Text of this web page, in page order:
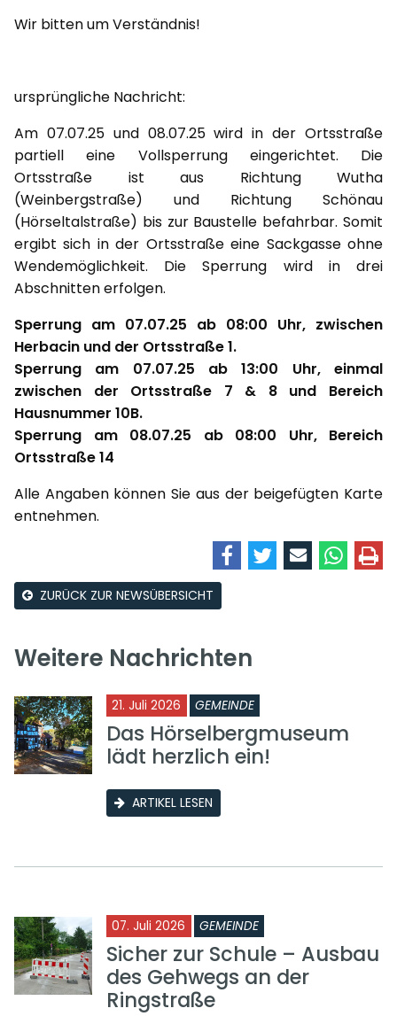
Wir bitten um Verständnis!
ursprüngliche Nachricht:
Am 07.07.25 und 08.07.25 wird in der Ortsstraße
partiell eine Vollsperrung eingerichtet. Die
Ortsstraße ist aus Richtung Wutha
(Weinbergstraße) und Richtung Schönau
(Hörseltalstraße) bis zur Baustelle befahrbar. Somit
ergibt sich in der Ortsstraße eine Sackgasse ohne
Wendemöglichkeit. Die Sperrung wird in drei
Abschnitten erfolgen.
Sperrung am 07.07.25 ab 08:00 Uhr, zwischen
Herbacin und der Ortsstraße 1.
Sperrung am 07.07.25 ab 13:00 Uhr, einmal
zwischen der Ortsstraße 7 & 8 und Bereich
Hausnummer 10B.
Sperrung am 08.07.25 ab 08:00 Uhr, Bereich
Ortsstraße 14
Alle Angaben können Sie aus der beigefügten Karte
entnehmen.
ZURÜCK ZUR NEWSÜBERSICHT
Weitere Nachrichten
21. Juli 2026 GEMEINDE
Das Hörselbergmuseum
lädt herzlich ein!
ARTIKEL LESEN
07. Juli 2026 GEMEINDE
Sicher zur Schule – Ausbau
des Gehwegs an der
Ringstraße